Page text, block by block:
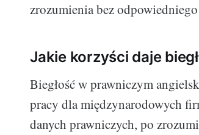
zrozumienia bez
Jakie korzyści daje
Biegłość w prawniczym
pracy dla międzynarodowych
danych prawniczych, po